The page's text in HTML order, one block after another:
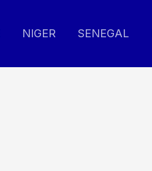
NIGER SENEGAL